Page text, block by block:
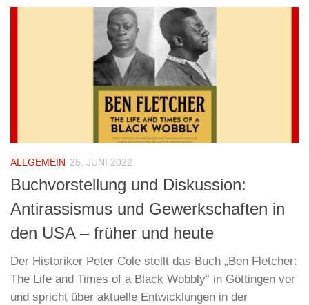
ALLGEMEIN 25. JUNI 2022
Buchvorstellung und Diskussion:
Antirassismus und Gewerkschaften in
den USA – früher und heute
Der Historiker Peter Cole stellt das Buch „Ben Fletcher:
The Life and Times of a Black Wobbly“ in Göttingen vor
und spricht über aktuelle Entwicklungen in der